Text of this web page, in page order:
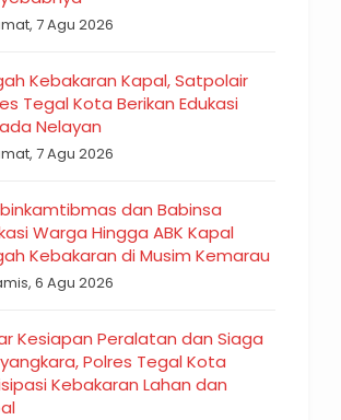
7 Agu 2026
Kebakaran Kapal, Satpolair
Tegal Kota Berikan Edukasi
Nelayan
7 Agu 2026
dan Babinsa
Warga Hingga ABK Kapal
Kebakaran di Musim Kemarau
6 Agu 2026
Kesiapan Peralatan dan Siaga
Polres Tegal Kota
Kebakaran Lahan dan